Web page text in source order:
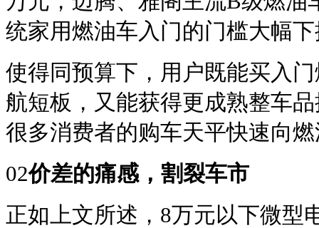
统家用燃油车入门的门槛大幅
使得同预算下，用户既能买入
航短板，又能获得更成熟整车
很多消费者的购车天平快速向
02价差的痛感，割裂车市
正如上文所述，8万元以下微型